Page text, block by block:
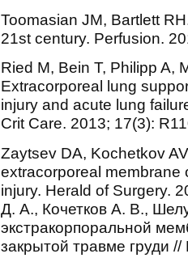
Toomasian JM, Bartlett
21st century. Perfusion.
Ried M, Bein T, Philipp A,
Extracorporeal lung
injury and acute lung
Crit Care. 2013; 17(3):
Zaytsev DA, Kochetkov
extracorporeal
injury. Herald of Surgery.
Д. А., Кочетков А. В.,
экстракорпоральной
закрытой травме груди